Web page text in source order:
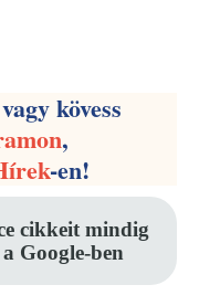
kövess
,
-en!
cikkeit mindig
Google-ben